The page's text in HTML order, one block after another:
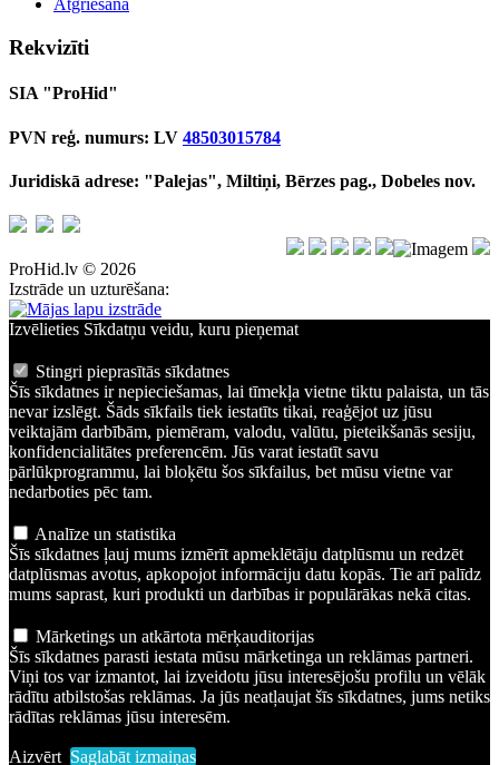
Atgriešana
Rekvizīti
SIA "ProHid"
PVN reģ. numurs: LV 48503015784
Juridiskā adrese: "Palejas", Miltiņi, Bērzes pag., Dobeles nov.
ProHid.lv © 2026
Izstrāde un uzturēšana:
Izvēlieties Sīkdatņu veidu, kuru pieņemat
Stingri pieprasītās sīkdatnes
Šīs sīkdatnes ir nepieciešamas, lai tīmekļa vietne tiktu palaista, un tās
nevar izslēgt. Šāds sīkfails tiek iestatīts tikai, reaģējot uz jūsu
veiktajām darbībām, piemēram, valodu, valūtu, pieteikšanās sesiju,
konfidencialitātes preferencēm. Jūs varat iestatīt savu
pārlūkprogrammu, lai bloķētu šos sīkfailus, bet mūsu vietne var
nedarboties pēc tam.
Analīze un statistika
Šīs sīkdatnes ļauj mums izmērīt apmeklētāju datplūsmu un redzēt
datplūsmas avotus, apkopojot informāciju datu kopās. Tie arī palīdz
mums saprast, kuri produkti un darbības ir populārākas nekā citas.
Mārketings un atkārtota mērķauditorijas
Šīs sīkdatnes parasti iestata mūsu mārketinga un reklāmas partneri.
Viņi tos var izmantot, lai izveidotu jūsu interesējošu profilu un vēlāk
rādītu atbilstošas reklāmas. Ja jūs neatļaujat šīs sīkdatnes, jums netiks
rādītas reklāmas jūsu interesēm.
Aizvērt Saglabāt izmaiņas